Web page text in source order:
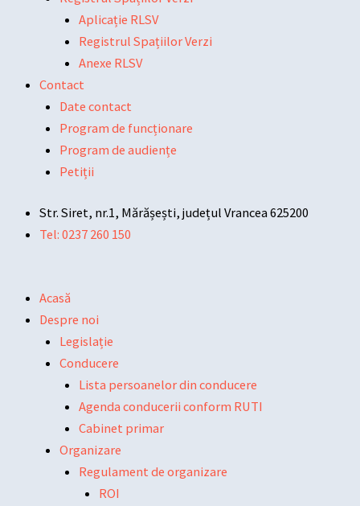
Aplicație RLSV
Registrul Spațiilor Verzi
Anexe RLSV
Contact
Date contact
Program de funcționare
Program de audiențe
Petiții
Str. Siret, nr.1, Mărășești, județul Vrancea 625200
Tel: 0237 260 150
Acasă
Despre noi
Legislație
Conducere
Lista persoanelor din conducere
Agenda conducerii conform RUTI
Cabinet primar
Organizare
Regulament de organizare
ROI